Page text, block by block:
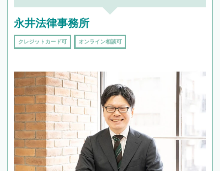
永井法律事務所
クレジットカード可 オンライン相談可